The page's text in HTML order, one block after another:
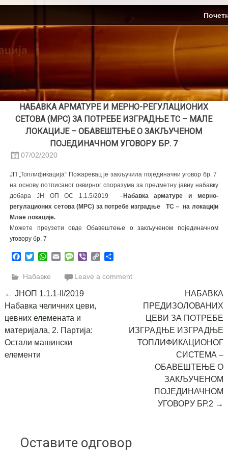
Skip
content
НАБАВКА АРМАТУРЕ И МЕРНО-РЕГУЛАЦИОНИХ
СЕТОВА (МРС) ЗА ПОТРЕБЕ ИЗГРАДЊЕ ТС – МАЛЕ
ЛОКАЦИЈЕ – ОБАВЕШТЕЊЕ О ЗАКЉУЧЕНОМ
ПОЈЕДИНАЧНОМ УГОВОРУ БР. 7
07/02/2020
ЈП „Топлификација“ Пожаревац је закључила појединачни уговор бр. 7
на основу потписаног оквирног споразума за предметну јавну набавку
добара ЈН ОП ОС 1.1.5/2019 –Набавка арматуре и мерно-
регулационих сетова (МРС) за потребе изградње ТС – на локацији
Млае локације.
Можете преузети овде Oбавештење о закљученом појединачном
уговору бр. 7
Facebook
TwitterWhatsApp
EmailMessage
ViberCopy
Набавке Leave a comment
Post
navigation
← ЈНОП 1.1.1-II/2019
Набавка челичних цеви,
цевних елемената и
материјала, 2. Партија:
Остали машински
елементи
НАБАВКА
ПРЕДИЗОЛОВАНИХ
ЦЕВИ ЗА ПОТРЕБЕ
ИЗГРАДЊЕ ИЗГРАДЊЕ
ТОПЛИФИКАЦИОНОГ
СИСТЕМА –
ОБАВЕШТЕЊЕ О
ЗАКЉУЧЕНОМ
ПОЈЕДИНАЧНОМ
УГОВОРУ БР.2 →
Оставите одговор